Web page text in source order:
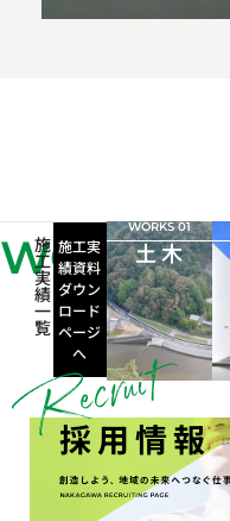
WORKS
施
工
実
績
一
覧
施工実
績資料
ダウン
ロード
ページ
へ
WORKS 01
土 木
採用情報